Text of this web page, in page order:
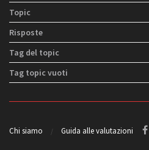
Topic
Risposte
Tag del topic
Tag topic vuoti
Chi siamo Guida alle valutazioni